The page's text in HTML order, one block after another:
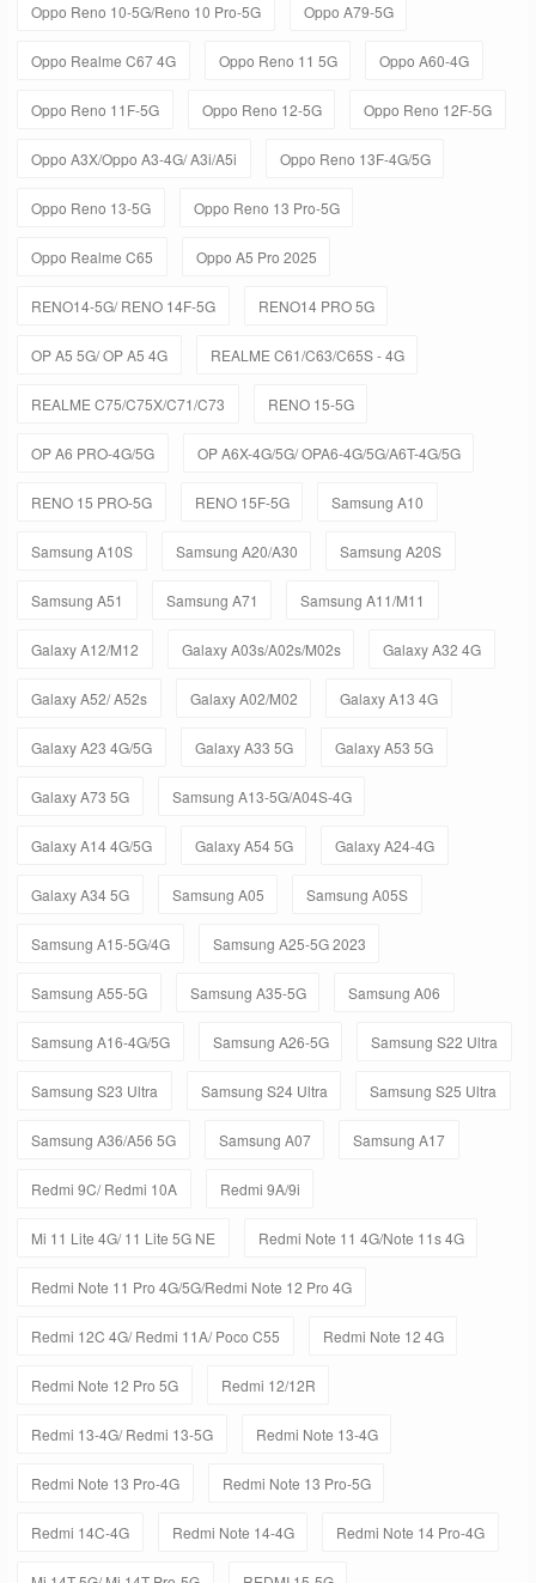
Oppo Reno 10-5G/Reno 10 Pro-5G Oppo A79-5G
Oppo Realme C67 4G Oppo Reno 11 5G Oppo A60-4G
Oppo Reno 11F-5G Oppo Reno 12-5G Oppo Reno 12F-5G
Oppo A3X/Oppo A3-4G/ A3i/A5i Oppo Reno 13F-4G/5G
Oppo Reno 13-5G Oppo Reno 13 Pro-5G
Oppo Realme C65 Oppo A5 Pro 2025
RENO14-5G/ RENO 14F-5G RENO14 PRO 5G
OP A5 5G/ OP A5 4G REALME C61/C63/C65S - 4G
REALME C75/C75X/C71/C73 RENO 15-5G
OP A6 PRO-4G/5G OP A6X-4G/5G/ OPA6-4G/5G/A6T-4G/5G
RENO 15 PRO-5G RENO 15F-5G Samsung A10
Samsung A10S Samsung A20/A30 Samsung A20S
Samsung A51 Samsung A71 Samsung A11/M11
Galaxy A12/M12 Galaxy A03s/A02s/M02s Galaxy A32 4G
Galaxy A52/ A52s Galaxy A02/M02 Galaxy A13 4G
Galaxy A23 4G/5G Galaxy A33 5G Galaxy A53 5G
Galaxy A73 5G Samsung A13-5G/A04S-4G
Galaxy A14 4G/5G Galaxy A54 5G Galaxy A24-4G
Galaxy A34 5G Samsung A05 Samsung A05S
Samsung A15-5G/4G Samsung A25-5G 2023
Samsung A55-5G Samsung A35-5G Samsung A06
Samsung A16-4G/5G Samsung A26-5G Samsung S22 Ultra
Samsung S23 Ultra Samsung S24 Ultra Samsung S25 Ultra
Samsung A36/A56 5G Samsung A07 Samsung A17
Redmi 9C/ Redmi 10A Redmi 9A/9i
Mi 11 Lite 4G/ 11 Lite 5G NE Redmi Note 11 4G/Note 11s 4G
Redmi Note 11 Pro 4G/5G/Redmi Note 12 Pro 4G
Redmi 12C 4G/ Redmi 11A/ Poco C55 Redmi Note 12 4G
Redmi Note 12 Pro 5G Redmi 12/12R
Redmi 13-4G/ Redmi 13-5G Redmi Note 13-4G
Redmi Note 13 Pro-4G Redmi Note 13 Pro-5G
Redmi 14C-4G Redmi Note 14-4G Redmi Note 14 Pro-4G